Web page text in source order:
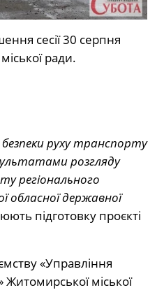
сесії 30 серпня
ради.
руху транспорту
розгляду
регіонального
обласної державної
підготовку проєкті
«Управління
міської